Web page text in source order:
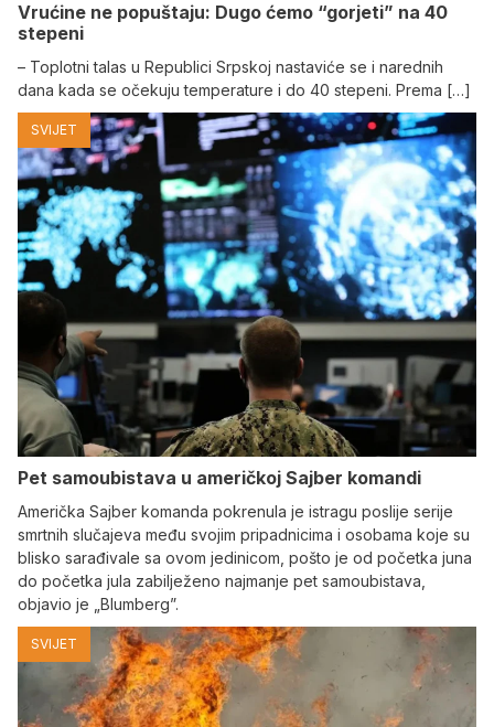
Vrućine ne popuštaju: Dugo ćemo “gorjeti” na 40
stepeni
– Toplotni talas u Republici Srpskoj nastaviće se i narednih
dana kada se očekuju temperature i do 40 stepeni. Prema […]
SVIJET
Pet samoubistava u američkoj Sajber komandi
Američka Sajber komanda pokrenula je istragu poslije serije
smrtnih slučajeva među svojim pripadnicima i osobama koje su
blisko sarađivale sa ovom jedinicom, pošto je od početka juna
do početka jula zabilježeno najmanje pet samoubistava,
objavio je „Blumberg”.
SVIJET